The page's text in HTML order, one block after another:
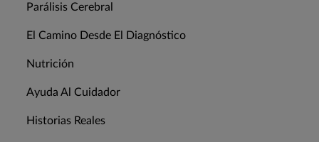
Parálisis Cerebral
El Camino Desde El Diagnóstico
Nutrición
Ayuda Al Cuidador
Historias Reales